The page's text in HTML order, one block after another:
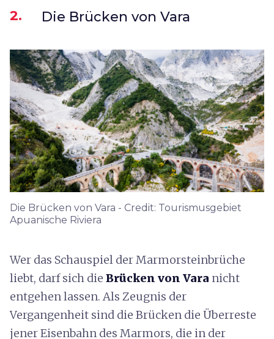
2. Die Brücken von Vara
Die Brücken von Vara - Credit: Tourismusgebiet
Apuanische Riviera
Wer das Schauspiel der Marmorsteinbrüche
liebt, darf sich die Brücken von Vara nicht
entgehen lassen. Als Zeugnis der
Vergangenheit sind die Brücken die Überreste
jener Eisenbahn des Marmors, die in der